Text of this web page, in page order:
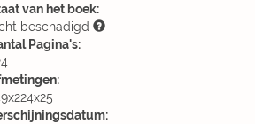
van het boek:
beschadigd
Pagina's: